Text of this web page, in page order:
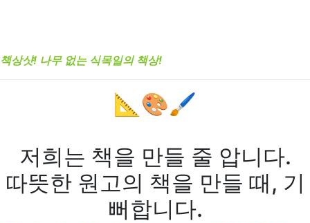
책상샷! 나무 없는 식목일의 책상!
📐🎨🖌
저희는 책을 만들 줄 압니다.
따뜻한 원고의 책을 만들 때, 기
뻐합니다.